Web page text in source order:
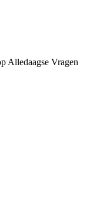
Alledaagse Vragen